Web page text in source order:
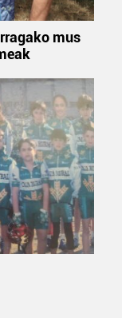
ken dezakezu
cookie-
eta
hori
Gehiago
mus